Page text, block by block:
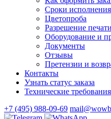
Сроки исполнения
Цветопроба
Разрешение
Оборудование и
Документы
Отзывы
Претензии и
Контакты
Узнать статус заказа
Технические требования
+7 (495) 988-09-69